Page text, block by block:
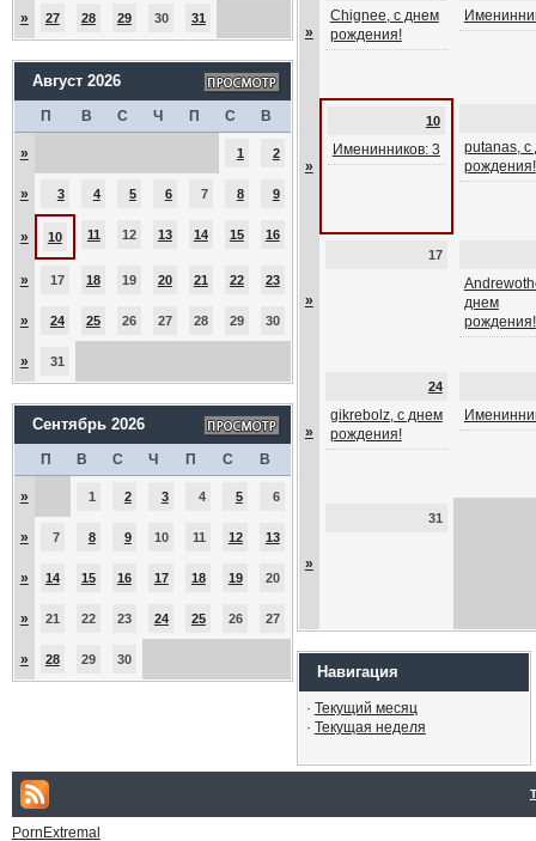
» 27 28 29 30 31
Август 2026
П В С Ч П С В
» 1 2
» 3 4 5 6 7 8 9
» 10 11 12 13 14 15 16
» 17 18 19 20 21 22 23
» 24 25 26 27 28 29 30
» 31
Сентябрь 2026
П В С Ч П С В
» 1 2 3 4 5 6
» 7 8 9 10 11 12 13
» 14 15 16 17 18 19 20
» 21 22 23 24 25 26 27
» 28 29 30
»
Chignee, с днем
рождения!
»
10
Именинников: 3
putanas, с
рождения!
»
17
днем
рождения!
»
24
gikrebolz, с днем
рождения!
»
31
Навигация
· Текущий месяц
· Текущая неделя
PornExtremal